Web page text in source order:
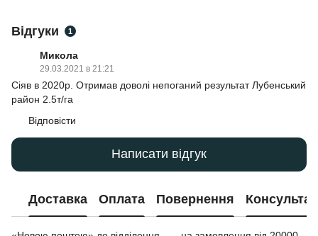
Відгуки 1
Микола
29.03.2021 в 21:21
Сіяв в 2020р. Отримав доволі непоганий результат Лубенський
район 2.5т/га
Відповісти
Написати відгук
Доставка Оплата Повернення